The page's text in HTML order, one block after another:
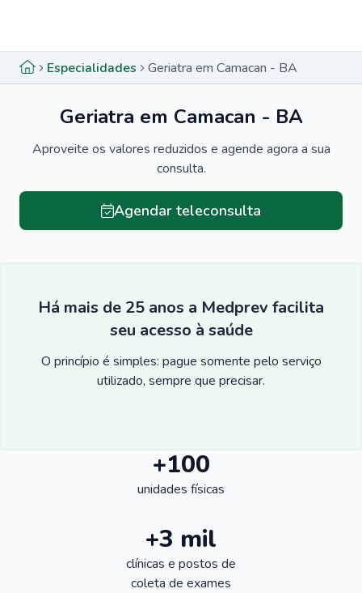
Especialidades Geriatra em Camacan - BA
Geriatra em Camacan - BA
Aproveite os valores reduzidos e agende agora a sua
consulta.
Agendar teleconsulta
Há mais de 25 anos a Medprev facilita
seu acesso à saúde
O princípio é simples: pague somente pelo serviço
utilizado, sempre que precisar.
+100
unidades físicas
+3 mil
clínicas e postos de
coleta de exames